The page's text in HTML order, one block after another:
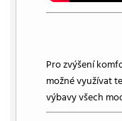
Pro zvýšení
možné využívat
výbavy všech